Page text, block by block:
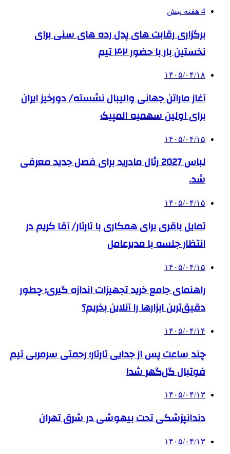
4 هفته پیش
برگزاری رقابت های پدل رده های سنی برای
نخستین بار با حضور ۴۲ تیم
۱۴۰۵/۰۴/۱۸
آغاز ماراتن جهانی والیبال نشسته/ دورخیز ایران
برای اولین سهمیه المپیک
۱۴۰۵/۰۴/۱۵
لباس 2027 رئال مادرید برای فصل جدید معرفی
شد.
۱۴۰۵/۰۴/۱۵
تمایل باقری برای همکاری با تارتار/ آقا کریم در
انتظار جلسه با مدیرعامل
۱۴۰۵/۰۴/۱۵
راهنمای جامع خرید تجهیزات اندازه گیری؛ چطور
دقیق‌ترین ابزارها را آنلاین بخریم؟
۱۴۰۵/۰۴/۱۴
چند ساعت پس از جدایی تارتار؛ رحمتی سرمربی تیم
فوتبال گل‌گهر شد!
۱۴۰۵/۰۴/۱۳
دندانپزشکی تحت بیهوشی در شرق تهران
۱۴۰۵/۰۴/۱۳